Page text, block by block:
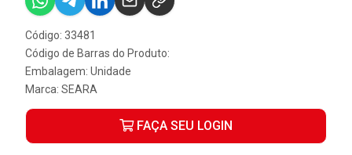
Código: 33481
Código de Barras do Produto:
Embalagem: Unidade
Marca: SEARA
FAÇA SEU LOGIN